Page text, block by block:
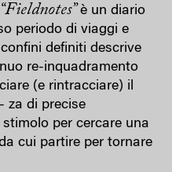
“Fieldnotes”è un diario
periodo di viaggi e
definiti descrive
re-inquadramento
(e rintracciare) il
za di precise
per cercare una
cui partire per tornare